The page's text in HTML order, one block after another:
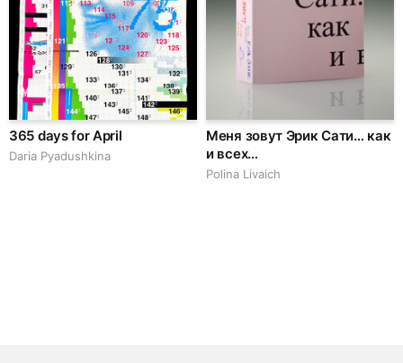
365 days for April
Daria Pyadushkina
Меня зовут Эрик Сати… как
и всех…
Polina Livaich